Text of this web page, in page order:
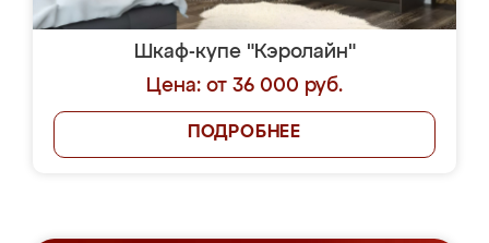
Шкаф-купе "Кэролайн"
Цена: от 36 000 руб.
ПОДРОБНЕЕ